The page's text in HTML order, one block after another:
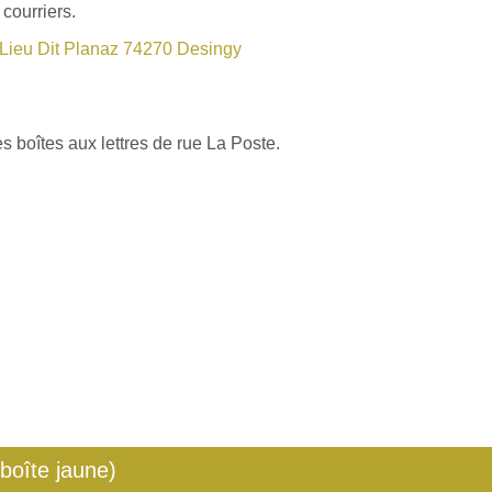
Lieu Dit Planaz 74270 Desingy
boîtes aux lettres de rue La Poste.
jaune)